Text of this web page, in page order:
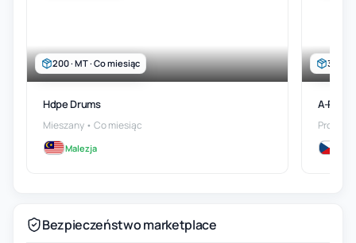
200 · MT · Co miesiąc
Hdpe Drums
Mieszany • Co miesiąc
Malezja
300 ·
A-Pet
Proszek
Bezpieczeństwo marketplace